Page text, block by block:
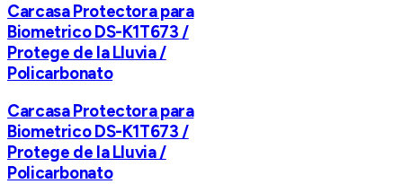
Carcasa Protectora para
Biometrico DS-K1T673 /
Protege de la Lluvia /
Policarbonato
Carcasa Protectora para
Biometrico DS-K1T673 /
Protege de la Lluvia /
Policarbonato